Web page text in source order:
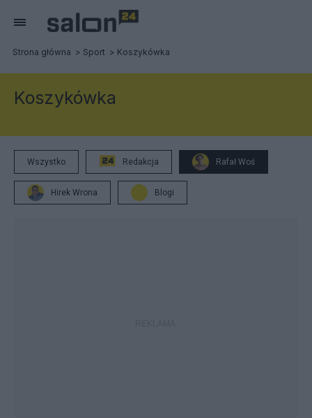
Strona główna Sport Koszykówka
Koszykówka
Wszystko Redakcja Rafał Woś
Hirek Wrona Blogi